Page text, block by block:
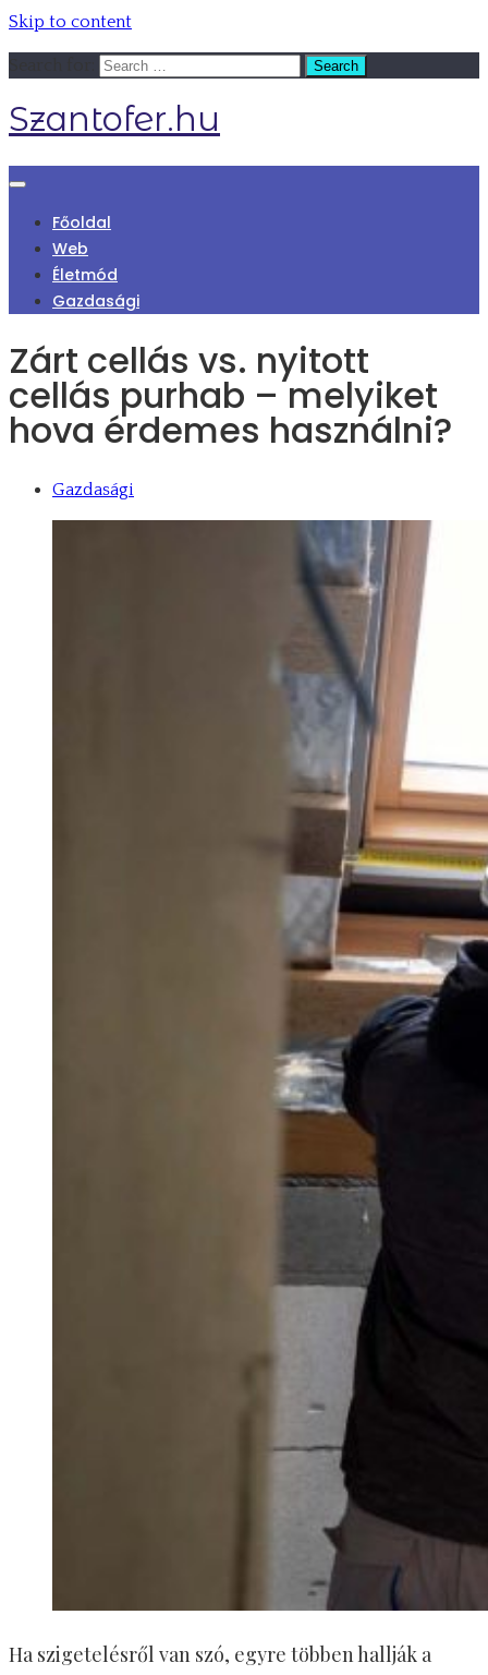
Skip to content
Szantofer.hu
Főoldal
Web
Életmód
Gazdasági
Zárt cellás vs. nyitott
cellás purhab – melyiket
hova érdemes használni?
Gazdasági
Ha szigetelésről van szó, egyre többen hallják a